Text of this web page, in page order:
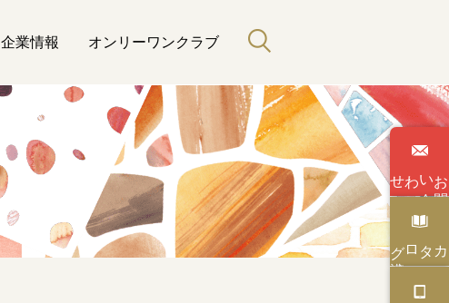
い
わせ
カタログ
企業情報 オンリーワンクラブ